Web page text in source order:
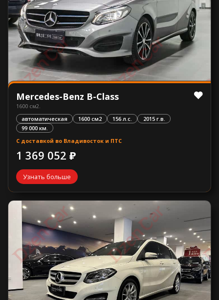
Mercedes-Benz B-Class
1600 см2.
автоматическая
1600 см2 156 л.с.
2015 г.в.
99 000 км.
С доставкой во Владивосток и ПТС
1 369 052 ₽
Узнать больше